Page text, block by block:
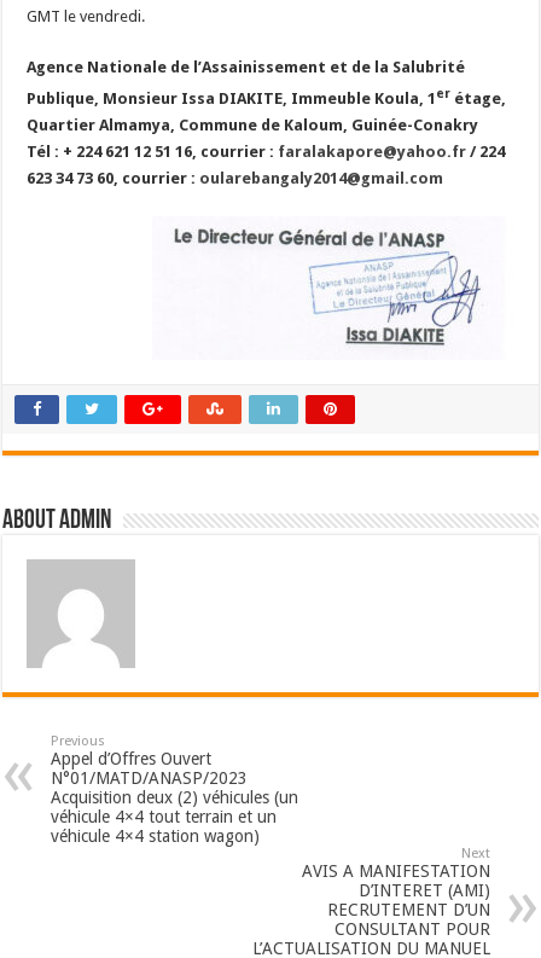
GMT le vendredi.
Agence Nationale de l’Assainissement et de la Salubrité
Publique, Monsieur Issa DIAKITE, Immeuble Koula, 1 er étage,
Quartier Almamya, Commune de Kaloum, Guinée-Conakry
Tél : + 224 621 12 51 16, courrier : faralakapore@yahoo.fr / 224
623 34 73 60, courrier : oularebangaly2014@gmail.com
About admin
Previous
Appel d’Offres Ouvert
N°01/MATD/ANASP/2023
Acquisition deux (2) véhicules (un
véhicule 4×4 tout terrain et un
véhicule 4×4 station wagon)
Next
AVIS A MANIFESTATION
D’INTERET (AMI)
RECRUTEMENT D’UN
CONSULTANT POUR
L’ACTUALISATION DU MANUEL